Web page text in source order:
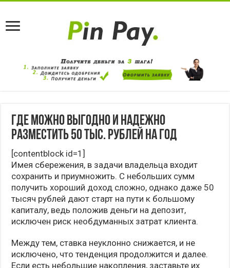
Где можно выгодно и надежно
разместить 50 тыс. рублей на год
[contentblock id=1]
Имея сбережения, в задачи владельца входит
сохранить и приумножить. С небольших сумм
получить хороший доход сложно, однако даже 50
тысяч рублей дают старт на пути к большому
капиталу, ведь положив деньги на депозит,
исключен риск необдуманных затрат клиента.
Между тем, ставка неуклонно снижается, и не
исключено, что тенденция продолжится и далее.
Если есть небольшие накопления, заставьте их